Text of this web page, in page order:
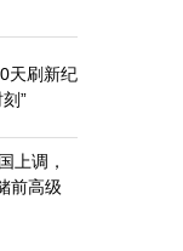
天刷新纪
”
上调，
前高级